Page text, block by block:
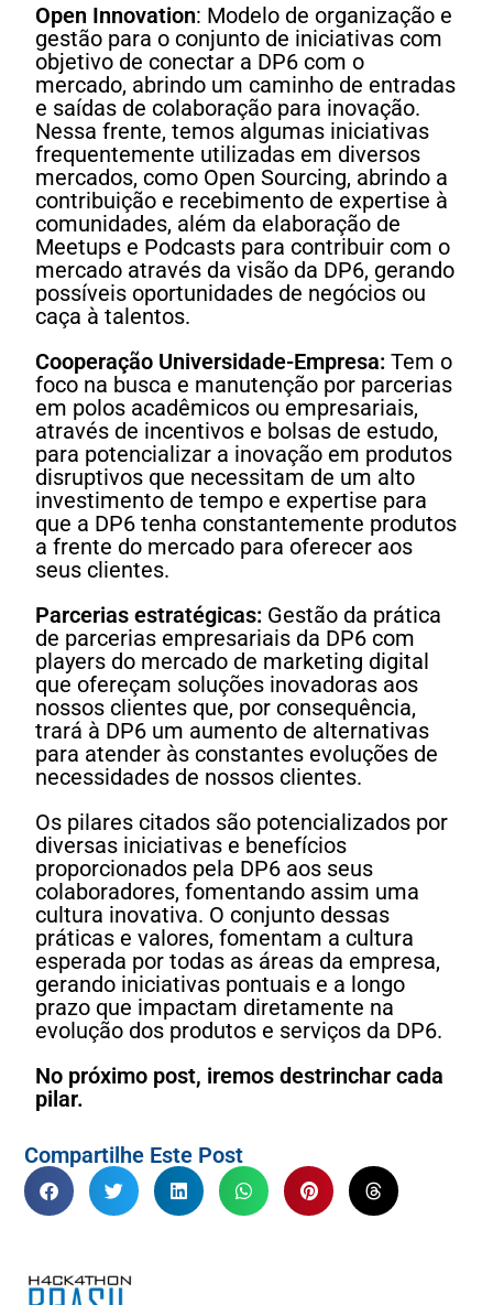
Open Innovation: Modelo de organização e
gestão para o conjunto de iniciativas com
objetivo de conectar a DP6 com o
mercado, abrindo um caminho de entradas
e saídas de colaboração para inovação.
Nessa frente, temos algumas iniciativas
frequentemente utilizadas em diversos
mercados, como Open Sourcing, abrindo a
contribuição e recebimento de expertise à
comunidades, além da elaboração de
Meetups e Podcasts para contribuir com o
mercado através da visão da DP6, gerando
possíveis oportunidades de negócios ou
caça à talentos.
Cooperação Universidade-Empresa: Tem o
foco na busca e manutenção por parcerias
em polos acadêmicos ou empresariais,
através de incentivos e bolsas de estudo,
para potencializar a inovação em produtos
disruptivos que necessitam de um alto
investimento de tempo e expertise para
que a DP6 tenha constantemente produtos
a frente do mercado para oferecer aos
seus clientes.
Parcerias estratégicas: Gestão da prática
de parcerias empresariais da DP6 com
players do mercado de marketing digital
que ofereçam soluções inovadoras aos
nossos clientes que, por consequência,
trará à DP6 um aumento de alternativas
para atender às constantes evoluções de
necessidades de nossos clientes.
Os pilares citados são potencializados por
diversas iniciativas e benefícios
proporcionados pela DP6 aos seus
colaboradores, fomentando assim uma
cultura inovativa. O conjunto dessas
práticas e valores, fomentam a cultura
esperada por todas as áreas da empresa,
gerando iniciativas pontuais e a longo
prazo que impactam diretamente na
evolução dos produtos e serviços da DP6.
No próximo post, iremos destrinchar cada
pilar.
Compartilhe Este Post